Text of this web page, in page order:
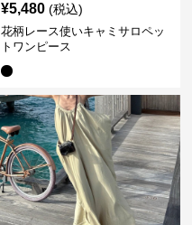
¥5,480 (税込)
花柄レース使いキャミサロペッ
トワンピース